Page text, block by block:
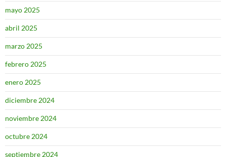
mayo 2025
abril 2025
marzo 2025
febrero 2025
enero 2025
diciembre 2024
noviembre 2024
octubre 2024
septiembre 2024